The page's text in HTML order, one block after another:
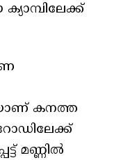
കനത്ത
മണ്ണിൽ